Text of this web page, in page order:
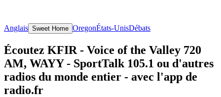
Anglais Sweet Home OregonÉtats-UnisDébats
Écoutez KFIR - Voice of the Valley 720
AM, WAYY - SportTalk 105.1 ou d'autres
radios du monde entier - avec l'app de
radio.fr